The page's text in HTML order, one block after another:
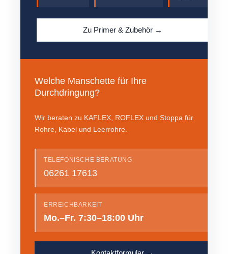
Zu Primer & Zubehör →
Welche Manschette für Ihre
Durchdringung?
Wir beraten zu KAFLEX, ROFLEX und Stoppa für
Rohre, Kabel und Leerrohre.
TELEFONISCHE BERATUNG
06261 17613
ERREICHBARKEIT
Mo.–Fr. 7:30–18:00 Uhr